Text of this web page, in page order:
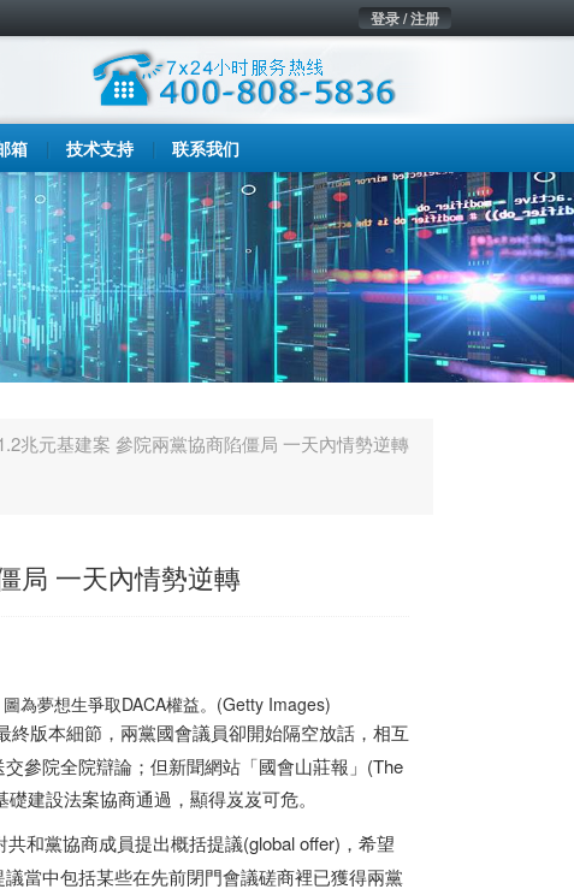
登录 / 注册
箱 技术支持 联系我们
兆元基建案 參院兩黨協商陷僵局 一天內情勢逆轉
局 一天內情勢逆轉
為夢想生爭取DACA權益。(Getty Images)
版本細節，兩黨國會議員卻開始隔空放話，相互
參院全院辯論；但新聞網站「國會山莊報」(The
建設法案協商通過，顯得岌岌可危。
共和黨協商成員提出概括提議(global offer)，希望
當中包括某些在先前閉門會議磋商裡已獲得兩黨